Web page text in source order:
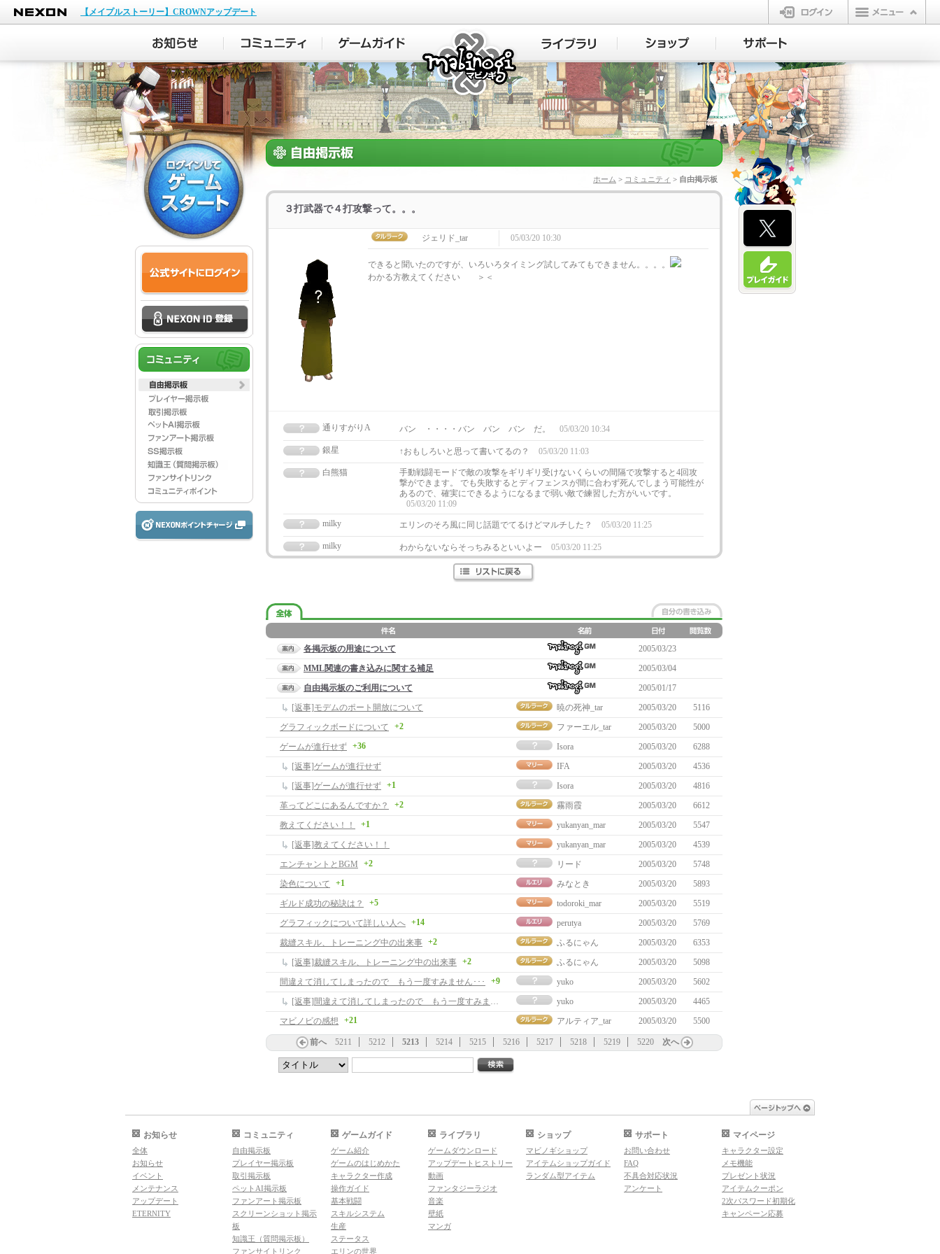
NEXON
【メイプルストーリー】CROWNアップデート
ログイン
マビノギ
ホーム > コミュニティ > 自由掲示板
３打武器で４打攻撃って。。。
ジェリド_tar 05/03/20 10:30
できると聞いたのですが、いろいろタイミング試してみてもできません。。。。
わかる方教えてください ＞＜
通りすがりA バン ・・・・バン バン バン だ。 05/03/20 10:34
銀星 ↑おもしろいと思って書いてるの？ 05/03/20 11:03
白熊猫
手動戦闘モードで敵の攻撃をギリギリ受けないくらいの間隔で攻撃すると4回攻
撃ができます。 でも失敗するとディフェンスが間に合わず死んでしまう可能性が
あるので、確実にできるようになるまで弱い敵で練習した方がいいです。
05/03/20 11:09
milky
エリンのそろ風に同じ話題でてるけどマルチした？ 05/03/20 11:25
milky わからないならそっちみるといいよー 05/03/20 11:25
各掲示板の用途について
2005/03/23
MML関連の書き込みに関する補足
2005/03/04
自由掲示板のご利用について
2005/01/17
[返事]モデムのポート開放について
暁の死神_tar 2005/03/20
5116
グラフィックボードについて
+2 ファーエル_tar 2005/03/20
5000
ゲームが進行せず +36 Isora 2005/03/20
6288
[返事]ゲームが進行せず
IFA 2005/03/20
4536
[返事]ゲームが進行せず +1 Isora 2005/03/20
4816
革ってどこにあるんですか？
+2 霧雨霞 2005/03/20
6612
教えてください！！
+1 yukanyan_mar 2005/03/20
5547
[返事]教えてください！！
yukanyan_mar 2005/03/20
4539
エンチャントとBGM
+2 リード 2005/03/20
5748
染色について
+1 みなとき 2005/03/20
5893
ギルド成功の秘訣は？
+5 todoroki_mar 2005/03/20
5519
グラフィックについて詳しい人へ +14 perutya 2005/03/20
5769
裁縫スキル、トレーニング中の出来事 +2 ふるにゃん 2005/03/20
6353
[返事]裁縫スキル、トレーニング中の出来事 +2 ふるにゃん 2005/03/20
5098
間違えて消してしまったので もう一度すみません･･･
+9 yuko 2005/03/20
5602
[返事]間違えて消してしまったので もう一度すみません･･･
yuko 2005/03/20
4465
マビノビの感想
+21 アルティア_tar 2005/03/20 5500
前へ 5211 5212 5213 5214 5215 5216 5217 5218 5219 5220 次へ
お知らせ
全体
お知らせ
イベント
メンテナンス
アップデート
ETERNITY
コミュニティ
自由掲示板
プレイヤー掲示板
取引掲示板
ペットAI掲示板
ファンアート掲示板
スクリーンショット掲示
板
知識王（質問掲示板）
ファンサイトリンク
ゲームガイド
ゲーム紹介
ゲームのはじめかた
キャラクター作成
操作ガイド
基本戦闘
スキルシステム
生産
ステータス
エリンの世界
ライブラリ
ゲームダウンロード
アップデートヒストリー
動画
ファンタジーラジオ
音楽
壁紙
マンガ
ショップ
マビノギショップ
アイテムショップガイド
ランダム型アイテム
サポート
お問い合わせ
FAQ
不具合対応状況
アンケート
マイページ
キャラクター設定
メモ機能
プレゼント状況
アイテムクーポン
2次パスワード初期化
キャンペーン応募